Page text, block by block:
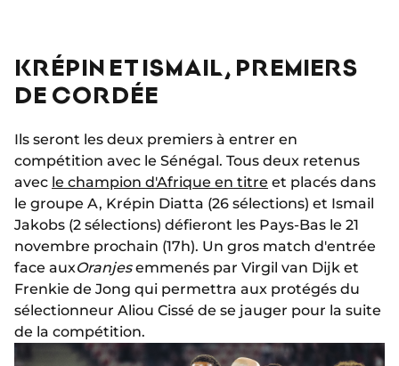
KRÉPIN ET ISMAIL, PREMIERS
DE CORDÉE
Ils seront les deux premiers à entrer en
compétition avec le Sénégal. Tous deux retenus
avec le champion d'Afrique en titre et placés dans
le groupe A, Krépin Diatta (26 sélections) et Ismail
Jakobs (2 sélections) défieront les Pays-Bas le 21
novembre prochain (17h). Un gros match d'entrée
face auxOranjesemmenés par Virgil van Dijk et
Frenkie de Jong qui permettra aux protégés du
sélectionneur Aliou Cissé de se jauger pour la suite
de la compétition.